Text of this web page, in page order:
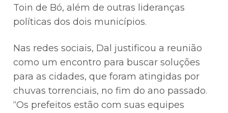
Toin de Bó, além de outras lideranças
políticas dos dois municípios.
Nas redes sociais, Dal justificou a reunião
como um encontro para buscar soluções
para as cidades, que foram atingidas por
chuvas torrenciais, no fim do ano passado.
“Os prefeitos estão com suas equipes